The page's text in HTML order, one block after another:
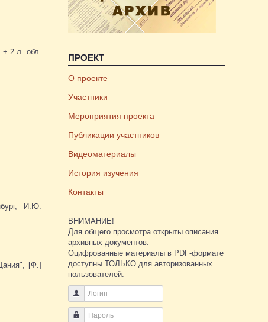
2 л. обл.
И.Ю.
[Ф.]
ПРОЕКТ
О проекте
Участники
Мероприятия проекта
Публикации участников
Видеоматериалы
История изучения
Контакты
ВНИМАНИЕ!
Для общего просмотра открыты описания
архивных документов.
Оцифрованные материалы в PDF-формате
доступны ТОЛЬКО для авторизованных
пользователей.
Логин